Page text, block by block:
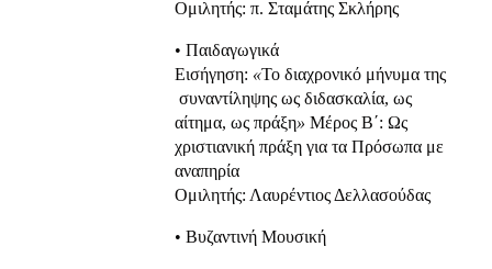
Ομιλητής: π. Σταμάτης Σκλήρης
• Παιδαγωγικά
Εισήγηση: «Το διαχρονικό μήνυμα της
 συναντίληψης ως διδασκαλία, ως
αίτημα, ως πράξη» Μέρος Β΄: Ως
χριστιανική πράξη για τα Πρόσωπα με
αναπηρία
Ομιλητής: Λαυρέντιος Δελλασούδας
• Βυζαντινή Μουσική